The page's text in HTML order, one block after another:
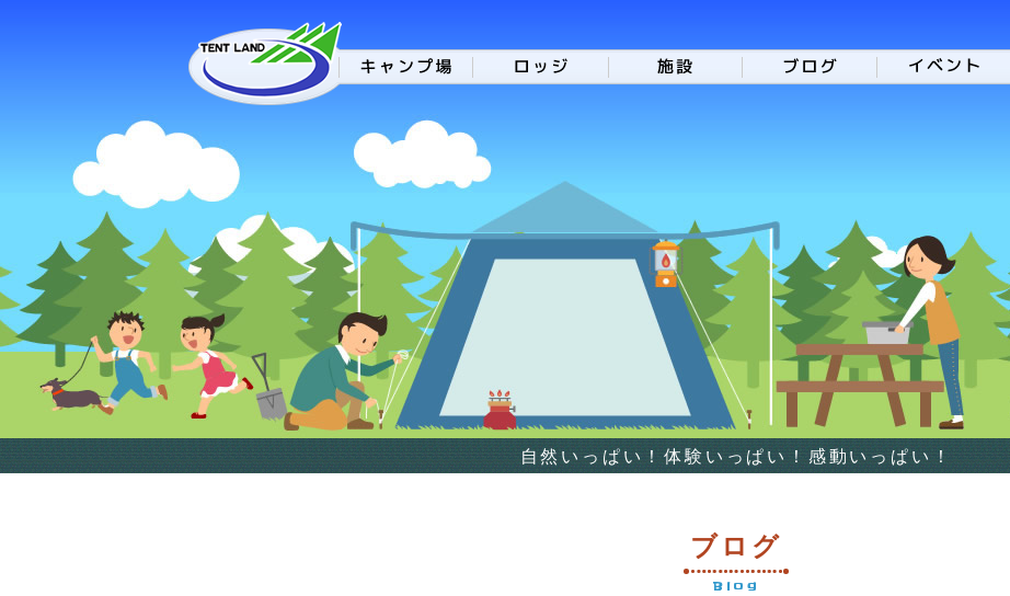
自然いっぱい！体験いっぱい！感動いっぱい！
ブログ
Blog